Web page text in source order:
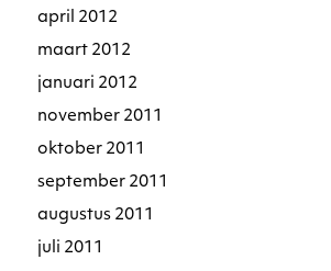
april 2012
maart 2012
januari 2012
november 2011
oktober 2011
september 2011
augustus 2011
juli 2011